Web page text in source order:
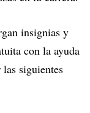
insignias y
con la ayuda
siguientes